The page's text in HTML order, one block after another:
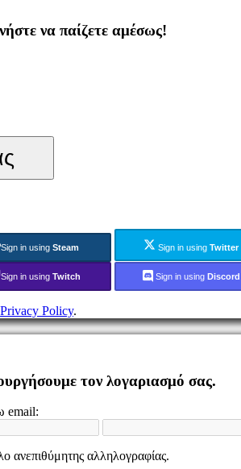
να παίζετε αμέσως!
Sign in using Steam Sign in using Twitter
Sign in using Twitch Sign in using Discord
Privacy Policy.
τον λογαριασμό σας.
email:
ανεπιθύμητης αλληλογραφίας.